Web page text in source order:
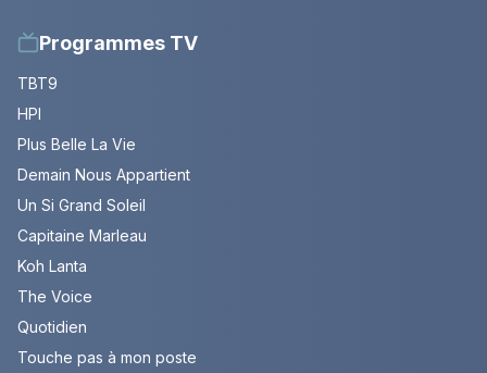
Programmes TV
TBT9
HPI
Plus Belle La Vie
Demain Nous Appartient
Un Si Grand Soleil
Capitaine Marleau
Koh Lanta
The Voice
Quotidien
Touche pas à mon poste